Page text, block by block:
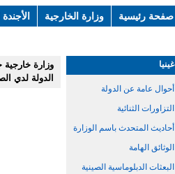
صفحة رئيسية وزارة الخارجية
غينيا
أحوال عامة عن الدولة
التزاورات الثنائية
أحاديث المتحدث باسم الوزارة
الوثائق الهامة
البعثات الدبلوماسية الصينية
وزارة خارجية
الدولة لدي